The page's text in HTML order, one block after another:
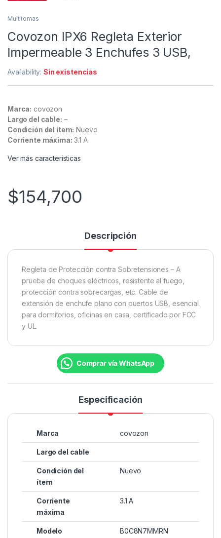
Multitomas
Covozon IPX6 Regleta Exterior
Impermeable 3 Enchufes 3 USB,
Availability:Sin existencias
Marca: covozon
Largo del cable: –
Condición del ítem: Nuevo
Corriente máxima: 3.1 A
Ver más caracteristicas
$154,700
Descripción
Regleta de Protección contra Sobretensiones – A
prueba de choques eléctricos, resistente al fuego,
protección contra sobrecargas, etc. Cable de
extensión de enchufe plano con puertos USB, esencial
para dormitorios, oficinas en casa, certificado por FCC
y UL.
Comprar vía WhatsApp
Especificación
Marca covozon
Largo del cable
Condición del
ítem
Nuevo
Corriente
máxima
3.1 A
Modelo B0C8N7MMRN